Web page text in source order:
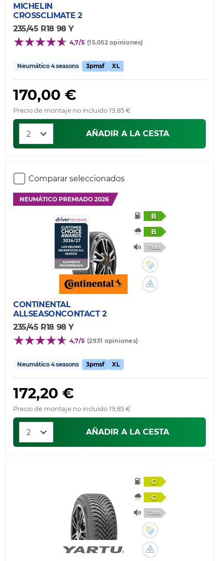
MICHELIN
CROSSCLIMATE 2
235/45 R18 98 Y
4,7/5 (15.052 opiniones)
Neumático 4 seasons 3pmsf XL
170,00 €
Precio de montaje no incluido 19,85 €
AÑADIR A LA CESTA
Comparar seleccionados
NEUMÁTICO PREMIADO 2026
B
B
71db
CONTINENTAL
ALLSEASONCONTACT 2
235/45 R18 98 Y
4,7/5 (2931 opiniones)
Neumático 4 seasons 3pmsf XL
172,20 €
Precio de montaje no incluido 19,85 €
AÑADIR A LA CESTA
C
C
72db